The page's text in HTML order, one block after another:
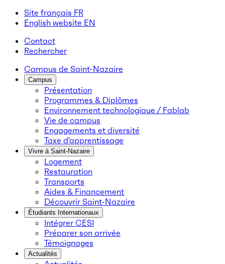
Site français FR
English website EN
Contact
Rechercher
Campus de Saint-Nazaire
Campus
Présentation
Programmes & Diplômes
Environnement technologique / Fablab
Vie de campus
Engagements et diversité
Taxe d’apprentissage
Vivre à Saint-Nazaire
Logement
Restauration
Transports
Aides & Financement
Découvrir Saint-Nazaire
Étudiants Internationaux
Intégrer CESI
Préparer son arrivée
Témoignages
Actualités